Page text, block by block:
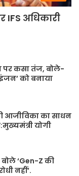
IFS अधिकारी
पर कसा तंज, बोले-
को बनाया
आजीविका का साधन
योगी
‘Gen-Z की
नहीं’.